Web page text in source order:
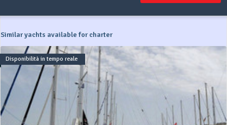
Similar yachts available for charter
Disponibilità in tempo reale